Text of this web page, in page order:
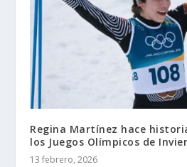
Regina Martínez hace
los Juegos Olímpicos de
13 febrero, 2026